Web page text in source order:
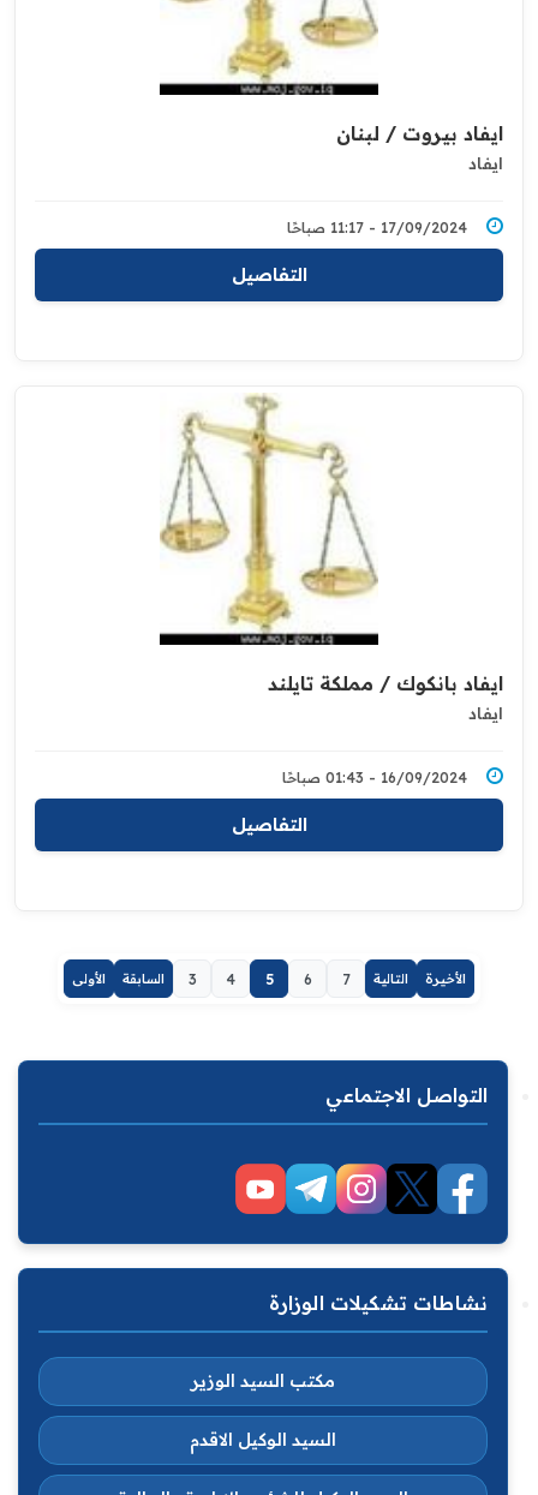
ايفاد بيروت / لبنان
ايفاد
17/09/2024 - 11:17 صباحًا
التفاصيل
ايفاد بانكوك / مملكة تايلند
ايفاد
16/09/2024 - 01:43 صباحًا
التفاصيل
الأولى السابقة 3 4 5 6 7 التالية الأخيرة
التواصل الاجتماعي
نشاطات تشكيلات الوزارة
مكتب السيد الوزير
السيد الوكيل الاقدم